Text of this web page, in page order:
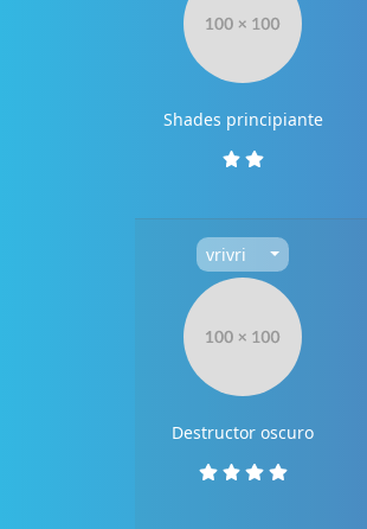
Shades principiante
vrivri
Destructor oscuro